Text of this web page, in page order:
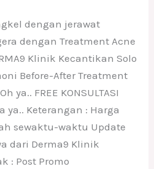
dengan jerawat
dengan Treatment Acne
Klinik Kecantikan Solo
Before-After Treatment
ya.. FREE KONSULTASI
ya.. Keterangan : Harga
sewaktu-waktu Update
dari Derma9 Klinik
: Post Promo